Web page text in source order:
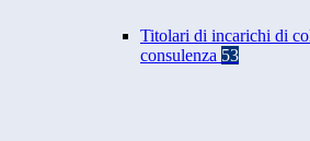
Titolari di incarichi di
consulenza 53